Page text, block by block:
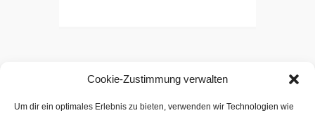
Cookie-Zustimmung verwalten
Um dir ein optimales Erlebnis zu bieten, verwenden wir Technologien wie